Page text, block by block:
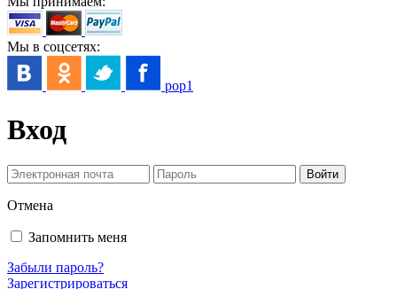
Мы в соцсетях:
pop1
Вход
Отмена
Запомнить меня
Забыли пароль?
Зарегистрироваться